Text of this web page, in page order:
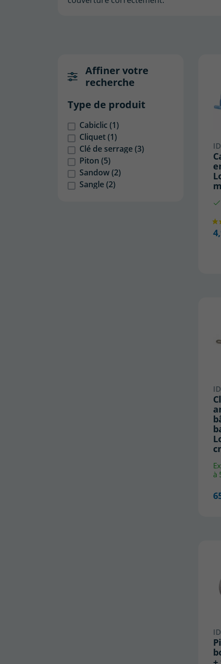
Affiner votre
recherche
Type de produit
Cabiclic (1)
Cliquet(1)
Clé de serrage(3)
Piton (5)
Sandow(2)
Sangle(2)
à